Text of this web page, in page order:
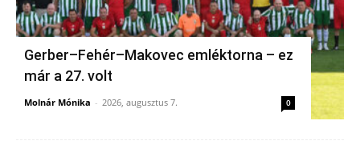
Gerber–Fehér–Makovec emléktorna – ez
már a 27. volt
Molnár Mónika - 2026, augusztus 7. 0